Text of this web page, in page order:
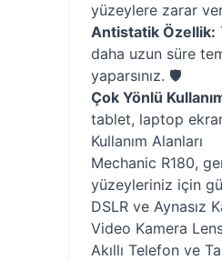
yüzeylere zarar
Antistatik Özellik:
daha uzun süre
yaparsınız. 🛡️
Çok Yönlü
tablet, laptop
Kullanım Alanları
Mechanic R180,
yüzeyleriniz için
DSLR ve Aynasız
Video Kamera
Akıllı Telefon ve